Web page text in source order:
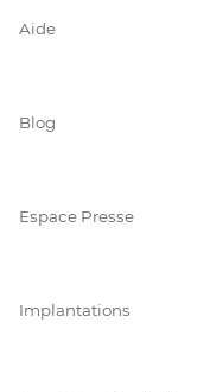
Aide
Blog
Espace Presse
Implantations